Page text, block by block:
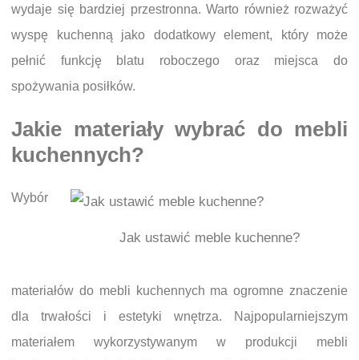
wydaje się bardziej przestronna. Warto również rozważyć
wyspę kuchenną jako dodatkowy element, który może
pełnić funkcję blatu roboczego oraz miejsca do
spożywania posiłków.
Jakie materiały wybrać do mebli
kuchennych?
Jak ustawić meble kuchenne?
Wybór
materiałów do mebli kuchennych ma ogromne znaczenie
dla trwałości i estetyki wnętrza. Najpopularniejszym
materiałem wykorzystywanym w produkcji mebli